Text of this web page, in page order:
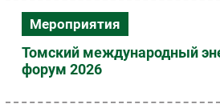
Мероприятия
Томский международный
форум 2026